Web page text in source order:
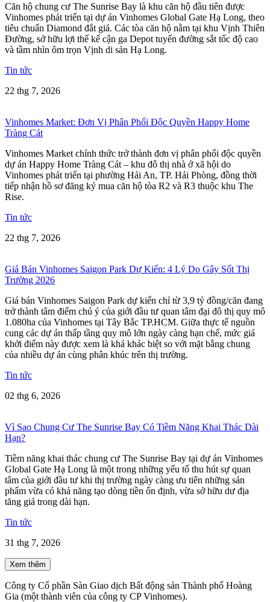
Căn hộ chung cư The Sunrise Bay là khu căn hộ đầu tiên được
Vinhomes phát triển tại dự án Vinhomes Global Gate Hạ Long, theo
tiêu chuẩn Diamond đắt giá. Các tòa căn hộ nằm tại khu Vịnh Thiên
Đường, sở hữu lợi thế kế cận ga Depot tuyến đường sắt tốc độ cao
và tầm nhìn ôm trọn Vịnh di sản Hạ Long.
Tin tức
22 thg 7, 2026
Vinhomes Market: Đơn Vị Phân Phối Độc Quyền Happy Home
Tràng Cát
Vinhomes Market chính thức trở thành đơn vị phân phối độc quyền
dự án Happy Home Tràng Cát – khu đô thị nhà ở xã hội do
Vinhomes phát triển tại phường Hải An, TP. Hải Phòng, đồng thời
tiếp nhận hồ sơ đăng ký mua căn hộ tòa R2 và R3 thuộc khu The
Rise.
Tin tức
22 thg 7, 2026
Giá Bán Vinhomes Saigon Park Dự Kiến: 4 Lý Do Gây Sốt Thị
Trường 2026
Giá bán Vinhomes Saigon Park dự kiến chỉ từ 3,9 tỷ đồng/căn đang
trở thành tâm điểm chú ý của giới đầu tư quan tâm đại đô thị quy mô
1.080ha của Vinhomes tại Tây Bắc TP.HCM. Giữa thực tế nguồn
cung các dự án thấp tầng quy mô lớn ngày càng hạn chế, mức giá
khởi điểm này được xem là khá khác biệt so với mặt bằng chung
của nhiều dự án cùng phân khúc trên thị trường.
Tin tức
02 thg 6, 2026
Vì Sao Chung Cư The Sunrise Bay Có Tiềm Năng Khai Thác Dài
Hạn?
Tiềm năng khai thác chung cư The Sunrise Bay tại dự án Vinhomes
Global Gate Hạ Long là một trong những yếu tố thu hút sự quan
tâm của giới đầu tư khi thị trường ngày càng ưu tiên những sản
phẩm vừa có khả năng tạo dòng tiền ổn định, vừa sở hữu dư địa
tăng giá trong dài hạn.
Tin tức
31 thg 7, 2026
Xem thêm
Công ty Cổ phần Sàn Giao dịch Bất động sản Thành phố Hoàng
Gia (một thành viên của công ty CP Vinhomes).